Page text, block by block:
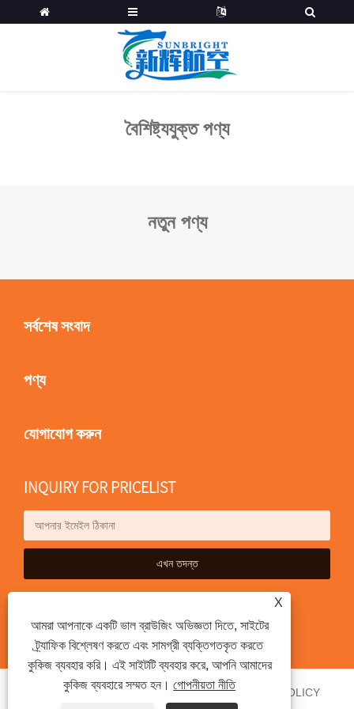
বৈশিষ্ট্যযুক্ত পণ্য
নতুন পণ্য
সর্বশেষ সংবাদ
পণ্য
যোগাযোগ করুন
INQUIRY FOR PRICELIST
SITEMAP RSS XML PRIVACY POLICY
X
আমরা আপনাকে একটি ভাল ব্রাউজিং অভিজ্ঞতা দিতে, সাইটের
ট্র্যাফিক বিশ্লেষণ করতে এবং সামগ্রী ব্যক্তিগতকৃত করতে
কুকিজ ব্যবহার করি। এই সাইটটি ব্যবহার করে, আপনি আমাদের
কুকিজ ব্যবহারে সম্মত হন।গোপনীয়তা নীতি